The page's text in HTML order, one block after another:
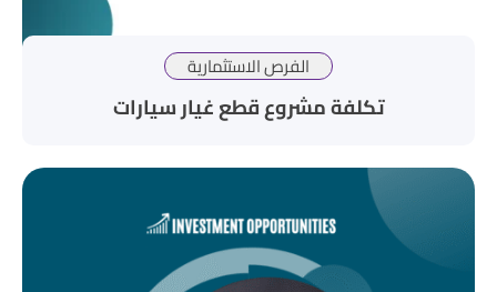
الفرص الاستثمارية
تكلفة مشروع قطع غيار سيارات